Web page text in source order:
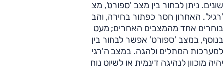
'רגיל'. האחרון חסר כפתור בחירה, והבחירה בו נעשית כך שלא
בוחרים אחד מהמצבים האחרים; מעט מבלבל, אבל מתרגלים.
בנוסף, במצב 'ספורט' אפשר לבחור בין מצב 'רגיל' או 'ספורט'
למערכות המתלים ולהגה. במצב ה'רגיל', ניתן לבחור האם הכיוון
יהיה מוכוון לנהיגה דינמית או לשיוט נוח.